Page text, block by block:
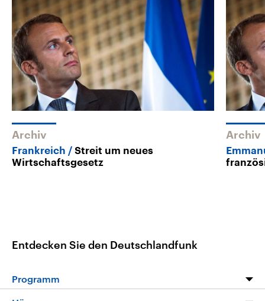
Archiv
Frankreich
Streit um neues
Wirtschaftsgesetz
Archiv
Entdecken Sie den Deutschlandfunk
Programm